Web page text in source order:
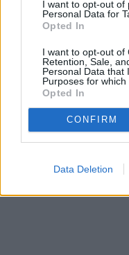
I want to opt-out of
Personal Data for
Opted In
I want to opt-out of
Retention, Sale,
Personal Data that
Purposes for which
Opted In
CONFIRM
Data Deletion